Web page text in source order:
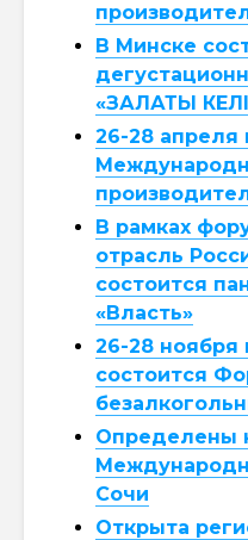
В Минске
«ЗАЛАТЫ
26-28 апреля
В рамках
отрасль
состоится
«Власть»
26-28 ноября
состоится
Определены
Сочи
Открыта